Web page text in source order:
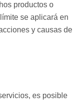
productos o
ímite se aplicará en
y causas de
es posible